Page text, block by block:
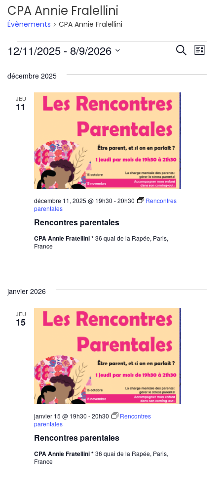
CPA Annie Fralellini
Évènements CPA Annie Fralellini
Évènements
et
de
vues
Recherche
Liste
12/11/2025 - 8/9/2026
une
décembre 2025
JEU
11
Rencontres parentales
décembre 11, 2025 @ 19h30 -20h30
Rencontres
parentales
CPA Annie Fratellini *36 quai de la Rapée, Paris,
France
janvier 2026
JEU
15
Rencontres parentales
janvier 15 @ 19h30 -20h30
Rencontres
parentales
CPA Annie Fratellini *36 quai de la Rapée, Paris,
France